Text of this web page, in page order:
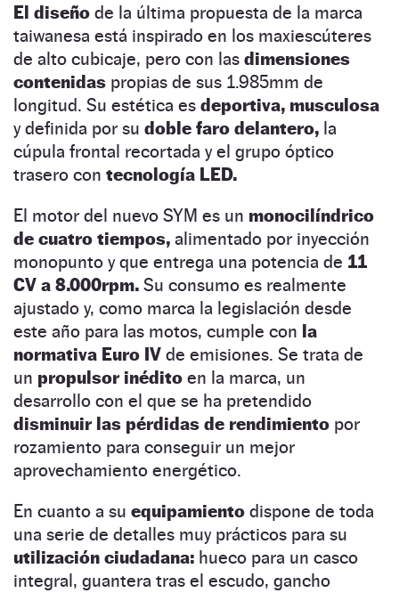
El diseño de la última propuesta de la marca
taiwanesa está inspirado en los maxiescúteres
de alto cubicaje, pero con las dimensiones
contenidas propias de sus 1.985mm de
longitud. Su estética es deportiva, musculosa
y definida por su doble faro delantero, la
cúpula frontal recortada y el grupo óptico
trasero con tecnología LED.
El motor del nuevo SYM es un monocilíndrico
de cuatro tiempos, alimentado por inyección
monopunto y que entrega una potencia de 11
CV a 8.000rpm. Su consumo es realmente
ajustado y, como marca la legislación desde
este año para las motos, cumple con la
normativa Euro IV de emisiones. Se trata de
un propulsor inédito en la marca, un
desarrollo con el que se ha pretendido
disminuir las pérdidas de rendimiento por
rozamiento para conseguir un mejor
aprovechamiento energético.
En cuanto a su equipamiento dispone de toda
una serie de detalles muy prácticos para su
utilización ciudadana: hueco para un casco
integral, guantera tras el escudo, gancho